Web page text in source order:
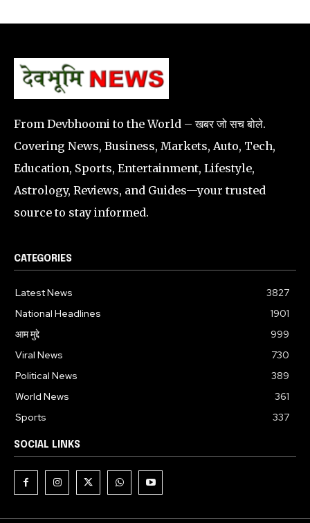
From Devbhoomi to the World – खबर जो सच बोले.
Covering News, Business, Markets, Auto, Tech,
Education, Sports, Entertainment, Lifestyle,
Astrology, Reviews, and Guides—your trusted
source to stay informed.
CATEGORIES
Latest News
3827
National Headlines
1901
आम मुद्दे
999
Viral News
730
Political News
389
World News
361
Sports
337
SOCIAL LINKS